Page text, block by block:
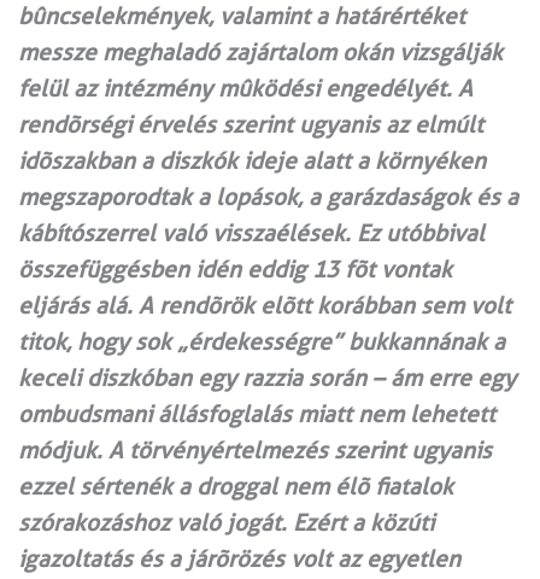
bûncselekmények, valamint a határértéket
messze meghaladó zajártalom okán vizsgálják
felül az intézmény mûködési engedélyét. A
rendõrségi érvelés szerint ugyanis az elmúlt
idõszakban a diszkók ideje alatt a környéken
megszaporodtak a lopások, a garázdaságok és a
kábítószerrel való visszaélések. Ez utóbbival
összefüggésben idén eddig 13 fõt vontak
eljárás alá. A rendõrök elõtt korábban sem volt
titok, hogy sok „érdekességre” bukkannának a
keceli diszkóban egy razzia során – ám erre egy
ombudsmani állásfoglalás miatt nem lehetett
módjuk. A törvényértelmezés szerint ugyanis
ezzel sértenék a droggal nem élõ fiatalok
szórakozáshoz való jogát. Ezért a közúti
igazoltatás és a járõrözés volt az egyetlen